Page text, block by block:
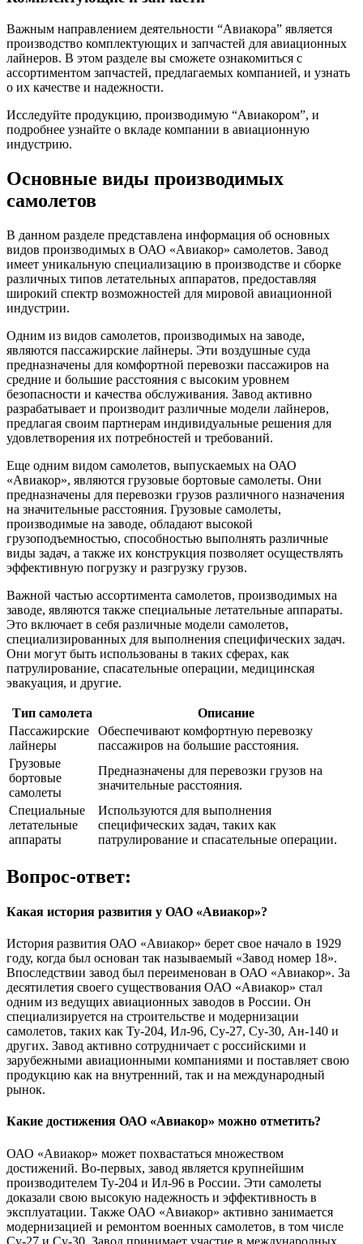
Важным направлением деятельности “Авиакора” является
производство комплектующих и запчастей для авиационных
лайнеров. В этом разделе вы сможете ознакомиться с
ассортиментом запчастей, предлагаемых компанией, и узнать
о их качестве и надежности.
Исследуйте продукцию, производимую “Авиакором”, и
подробнее узнайте о вкладе компании в авиационную
индустрию.
Основные виды производимых
самолетов
В данном разделе представлена информация об основных
видов производимых в ОАО «Авиакор» самолетов. Завод
имеет уникальную специализацию в производстве и сборке
различных типов летательных аппаратов, предоставляя
широкий спектр возможностей для мировой авиационной
индустрии.
Одним из видов самолетов, производимых на заводе,
являются пассажирские лайнеры. Эти воздушные суда
предназначены для комфортной перевозки пассажиров на
средние и большие расстояния с высоким уровнем
безопасности и качества обслуживания. Завод активно
разрабатывает и производит различные модели лайнеров,
предлагая своим партнерам индивидуальные решения для
удовлетворения их потребностей и требований.
Еще одним видом самолетов, выпускаемых на ОАО
«Авиакор», являются грузовые бортовые самолеты. Они
предназначены для перевозки грузов различного назначения
на значительные расстояния. Грузовые самолеты,
производимые на заводе, обладают высокой
грузоподъемностью, способностью выполнять различные
виды задач, а также их конструкция позволяет осуществлять
эффективную погрузку и разгрузку грузов.
Важной частью ассортимента самолетов, производимых на
заводе, являются также специальные летательные аппараты.
Это включает в себя различные модели самолетов,
специализированных для выполнения специфических задач.
Они могут быть использованы в таких сферах, как
патрулирование, спасательные операции, медицинская
эвакуация, и другие.
Тип самолета
Описание
Пассажирские
лайнеры
Обеспечивают комфортную перевозку
пассажиров на большие расстояния.
Грузовые
бортовые
самолеты
Предназначены для перевозки грузов на
значительные расстояния.
Специальные
летательные
аппараты
Используются для выполнения
специфических задач, таких как
патрулирование и спасательные операции.
Вопрос-ответ:
Какая история развития у ОАО «Авиакор»?
История развития ОАО «Авиакор» берет свое начало в 1929
году, когда был основан так называемый «Завод номер 18».
Впоследствии завод был переименован в ОАО «Авиакор». За
десятилетия своего существования ОАО «Авиакор» стал
одним из ведущих авиационных заводов в России. Он
специализируется на строительстве и модернизации
самолетов, таких как Ту-204, Ил-96, Су-27, Су-30, Ан-140 и
других. Завод активно сотрудничает с российскими и
зарубежными авиационными компаниями и поставляет свою
продукцию как на внутренний, так и на международный
рынок.
Какие достижения ОАО «Авиакор» можно отметить?
ОАО «Авиакор» может похвастаться множеством
достижений. Во-первых, завод является крупнейшим
производителем Ту-204 и Ил-96 в России. Эти самолеты
доказали свою высокую надежность и эффективность в
эксплуатации. Также ОАО «Авиакор» активно занимается
модернизацией и ремонтом военных самолетов, в том числе
Су-27 и Су-30. Завод принимает участие в международных